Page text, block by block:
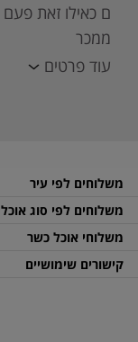
ם כאילו זאת
ממכר
עוד פרטים
משלוחים לפי עיר
משלוחים לפי סוג אוכל
משלוחי אוכל כשר
קישורים שימושיים